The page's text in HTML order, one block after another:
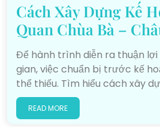
Cách Xây Dựng Kế
Quan Chùa Bà –
Để hành trình diễn ra thuận
gian, việc chuẩn bị trước kế
thể thiếu. Tìm hiểu cách xây
READ MORE